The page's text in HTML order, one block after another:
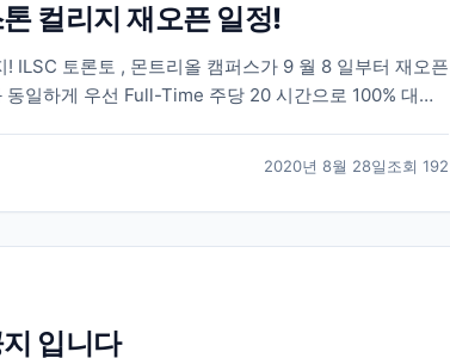
컬리지 재오픈 일정!
ILSC 토론토 , 몬트리올 캠퍼스가 9 월 8 일부터 재오픈
일하게 우선 Full-Time 주당 20 시간으로 100% 대면
2020년 8월 28일조회 192
입니다